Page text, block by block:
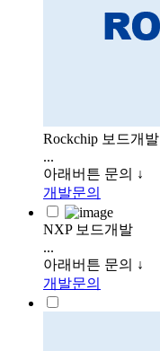
Rockchip 보드개발
...
아래버튼 문의 ↓
개발문의
NXP 보드개발
...
아래버튼 문의 ↓
개발문의